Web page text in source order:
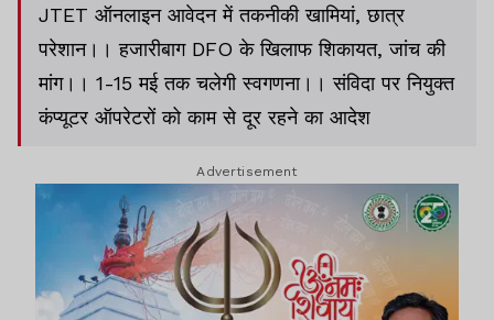
JTET ऑनलाइन आवेदन में तकनीकी खामियां, छात्र
परेशान।। हजारीबाग DFO के खिलाफ शिकायत, जांच की
मांग।। 1-15 मई तक चलेगी स्वगणना।। संविदा पर नियुक्त
कंप्यूटर ऑपरेटरों को काम से दूर रहने का आदेश
Advertisement